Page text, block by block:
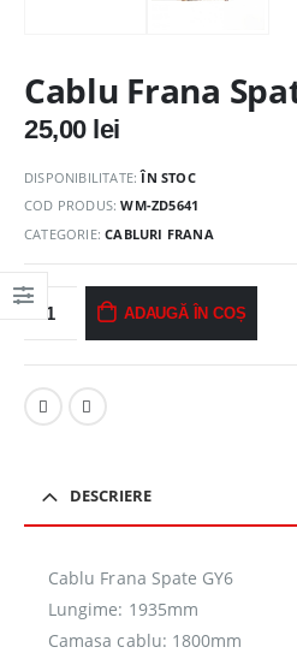
Cablu Frana
25,00 lei
DISPONIBILITATE:ÎN STOC
COD PRODUS:WM-ZD5641
CATEGORIE:CABLURI FRANA
ADAUGĂ ÎN COȘ
DESCRIERE
Cablu Frana Spate GY6
Lungime: 1935mm
Camasa cablu: 1800mm